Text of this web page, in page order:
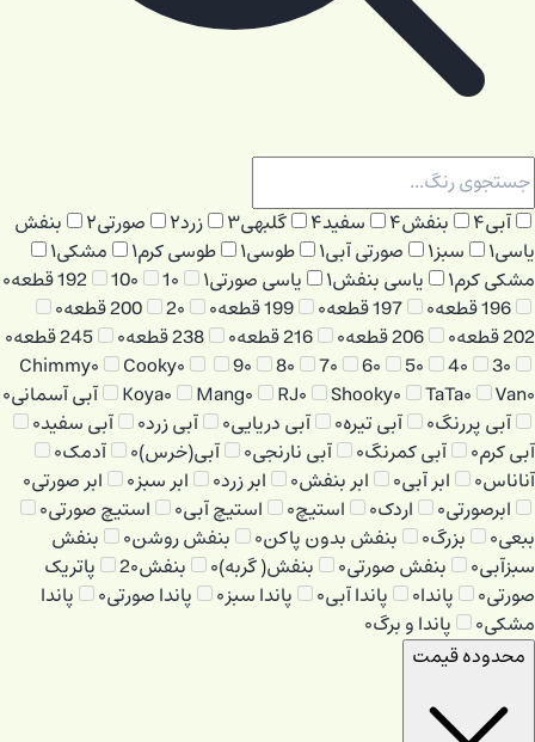
آبی۴ بنفش۴ سفید۴ گلبهی۳ زرد۲ صورتی۲
بنفش
یاسی۱ سبز۱ صورتی آبی۱ طوسی۱ طوسی کرم۱ مشکی۱
مشکی کرم۱ یاسی بنفش۱ یاسی صورتی۱ 1۰ 10۰ 192 قطعه
۰
196 قطعه
۰ 197 قطعه ۰ 199 قطعه ۰ 2۰ 200 قطعه
۰
202 قطعه
۰ 206 قطعه ۰ 216 قطعه ۰ 238 قطعه ۰ 245 قطعه
۰
3۰ 4۰ 5۰ 6۰ 7۰ 8۰ 9۰ Chimmy۰ Cooky۰
Koya۰ Mang۰ RJ۰ Shooky۰ TaTa۰ Van۰ آبی آسمانی۰
آبی پررنگ۰ آبی تیره۰ آبی دریایی۰ آبی زرد۰ آبی سفید۰
آبی کرم۰ آبی کمرنگ۰ آبی نارنجی۰ آبی(خرس)۰ آدمک۰
آناناس۰ ابر آبی۰ ابر بنفش۰ ابر زرد۰ ابر سبز۰ ابر صورتی۰
ابرصورتی۰ اردک۰ استیچ۰ استیچ آبی۰ استیچ صورتی۰
ببعی۰ بزرگ۰ بنفش بدون پاکن۰ بنفش روشن۰
بنفش
سبزآبی۰ بنفش صورتی۰ بنفش( گربه)۰ بنفش2۰
پاتریک
صورتی۰ پاندا۰ پاندا آبی۰ پاندا سبز۰ پاندا صورتی۰
پاندا
مشکی۰ پاندا و برگ۰
محدوده قیمت